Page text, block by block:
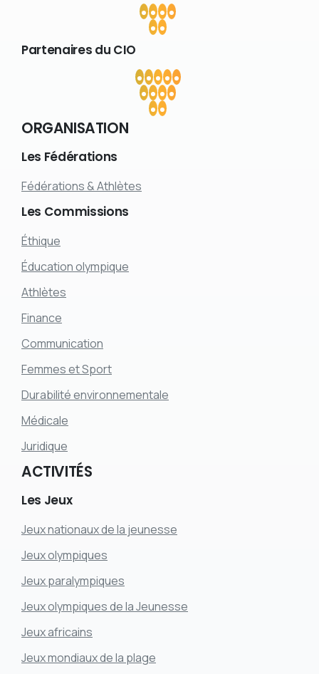
Partenaires du CIO
ORGANISATION
Les Fédérations
Fédérations & Athlètes
Les Commissions
Éthique
Éducation olympique
Athlètes
Finance
Communication
Femmes et Sport
Durabilité environnementale
Médicale
Juridique
ACTIVITÉS
Les Jeux
Jeux nationaux de la jeunesse
Jeux olympiques
Jeux paralympiques
Jeux olympiques de la Jeunesse
Jeux africains
Jeux mondiaux de la plage